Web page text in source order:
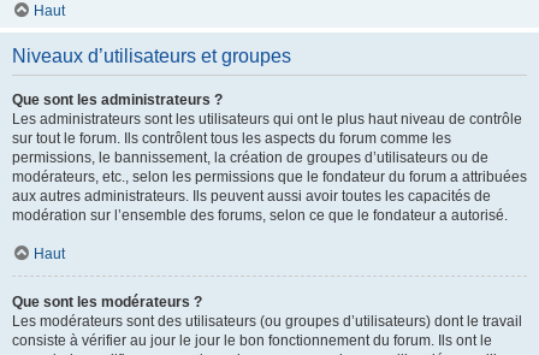
Haut
Niveaux d’utilisateurs et groupes
Que sont les administrateurs ?
Les administrateurs sont les utilisateurs qui ont le plus haut niveau de contrôle
sur tout le forum. Ils contrôlent tous les aspects du forum comme les
permissions, le bannissement, la création de groupes d’utilisateurs ou de
modérateurs, etc., selon les permissions que le fondateur du forum a attribuées
aux autres administrateurs. Ils peuvent aussi avoir toutes les capacités de
modération sur l’ensemble des forums, selon ce que le fondateur a autorisé.
Haut
Que sont les modérateurs ?
Les modérateurs sont des utilisateurs (ou groupes d’utilisateurs) dont le travail
consiste à vérifier au jour le jour le bon fonctionnement du forum. Ils ont le